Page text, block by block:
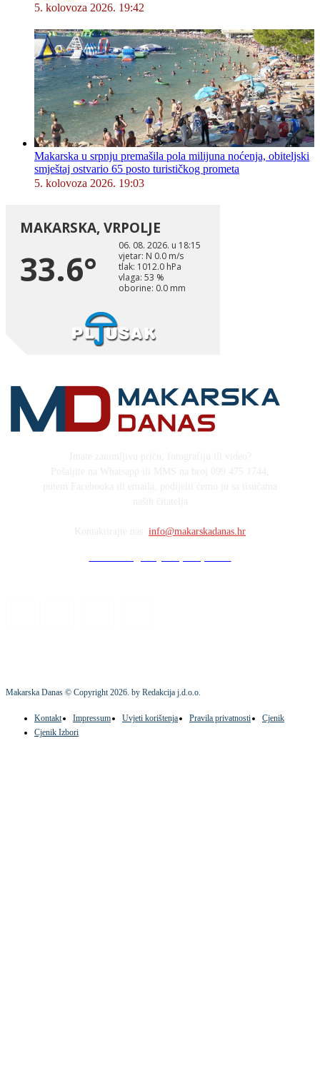
5. kolovoza 2026. 19:42
Makarska u srpnju premašila pola milijuna noćenja, obiteljski
smještaj ostvario 65 posto turističkog prometa
5. kolovoza 2026. 19:03
info@makarskadanas.hr
Makarska Danas © Copyright2026. by Redakcija j.d.o.o.
Kontakt Impressum Uvjeti korištenja Pravila privatnosti
Cjenik
Cjenik Izbori